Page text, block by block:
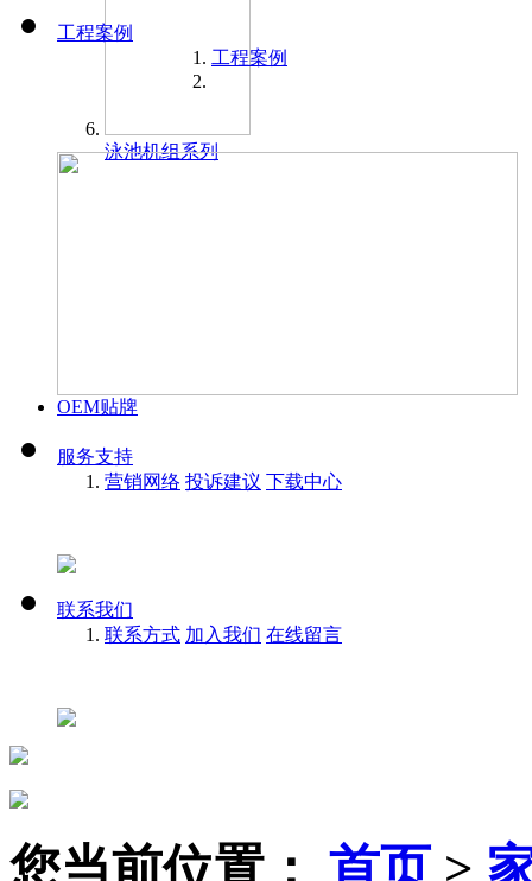
泳池机组系列
工程案例
工程案例
OEM贴牌
服务支持
营销网络 投诉建议 下载中心
联系我们
联系方式 加入我们 在线留言
您当前位置： 首页>